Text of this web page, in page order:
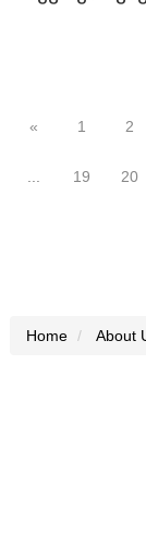
« 1 2
19 20
Home About